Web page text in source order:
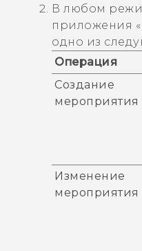
В любом
приложения «
одно из
Операция
Создание
мероприятия
Изменение
мероприятия